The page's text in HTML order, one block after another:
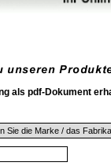
als pdf-Dokument